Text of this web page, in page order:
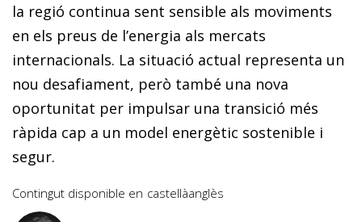
la regió continua sent sensible als moviments
en els preus de l’energia als mercats
internacionals. La situació actual representa un
nou desafiament, però també una nova
oportunitat per impulsar una transició més
ràpida cap a un model energètic sostenible i
segur.
Contingut disponible en castellàanglès